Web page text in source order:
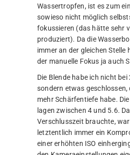
Wassertropfen, ist es zum
sowieso nicht möglich
fokussieren (das hätte sehr
produziert). Da die
immer an der gleichen Stelle
der manuelle Fokus ja auch
Die Blende habe ich nicht bei
sondern etwas
mehr Schärfentiefe habe.
lagen zwischen 4 und 5.6.
Verschlusszeit brauchte,
letztentlich immer ein
einer erhöhten ISO